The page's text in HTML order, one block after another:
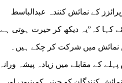
کے نمائش کنندہ عبدالباسط
کہا کہ”یہ دیکھ کر حیرت ہوتی ہے
تبدیلی آ چکی ہے۔” وہ 2015 اور 2016 میں بھی اس نمائش میں شرکت کر چکے ہیں۔
کے مقابلے میں زیادہ پیشہ ورانہ